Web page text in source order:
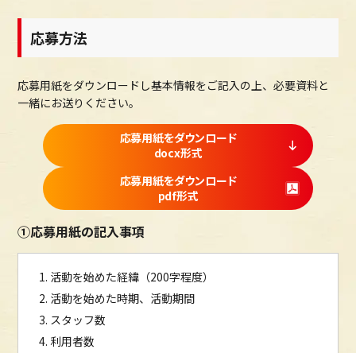
応募方法
応募用紙をダウンロードし基本情報をご記入の上、必要資料と
一緒にお送りください。
応募用紙をダウンロード
docx形式
応募用紙をダウンロード
pdf形式
①応募用紙の記入事項
活動を始めた経緯（200字程度）
活動を始めた時期、活動期間
スタッフ数
利用者数